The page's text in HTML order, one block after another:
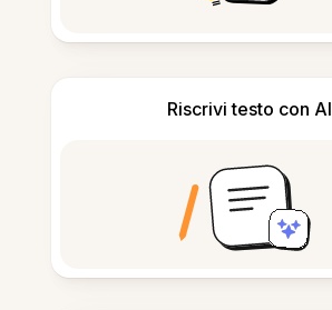
Riscrivi testo con AI